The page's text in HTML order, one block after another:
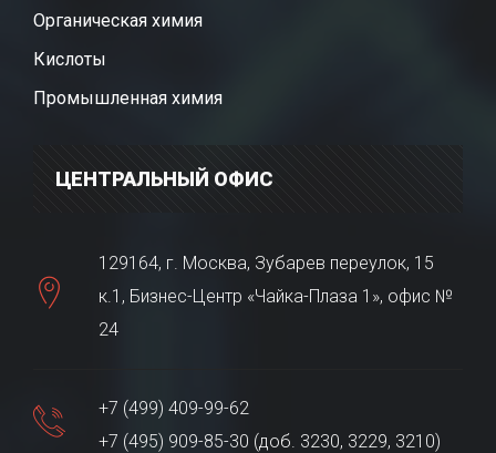
Органическая химия
Кислоты
Промышленная химия
ЦЕНТРАЛЬНЫЙ ОФИС
129164, г. Москва, Зубарев переулок, 15
к.1, Бизнес-Центр «Чайка-Плаза 1», офис №
24
+7 (499) 409-99-62
+7 (495) 909-85-30 (доб. 3230, 3229, 3210)